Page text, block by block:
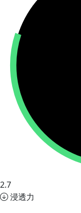
2.7
浸透力